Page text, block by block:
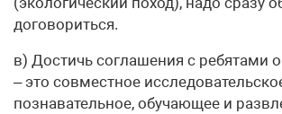
договориться.
в) Достичь соглашения с ребятами
– это совместное
познавательное, обучающее и